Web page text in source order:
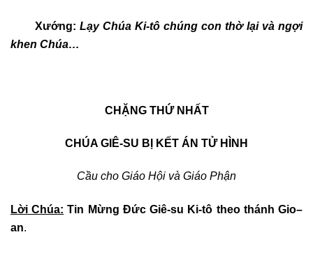
Xướng: Lạy Chúa Ki-tô chúng con thờ lại và ngợi
khen Chúa…
CHẶNG THỨ NHẤT
CHÚA GIÊ-SU BỊ KẾT ÁN TỬ HÌNH
Cầu cho Giáo Hội và Giáo Phận
Lời Chúa: Tin Mừng Đức Giê-su Ki-tô theo thánh Gio–
an.